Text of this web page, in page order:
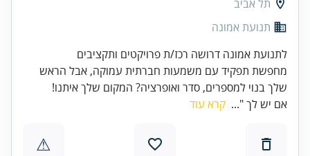
תל אביב
תנועת אמונה
לתנועת אמונה דרושה רכז/ת פרויקטים ותקציבים
מחפשת תפקיד עם משמעות חברתית עמוקה, אבל הראש
שלך בנוי למספרים, סדר ואופרציה? המקום שלך איתנו!
אם יש לך "... קרא עוד
⚠